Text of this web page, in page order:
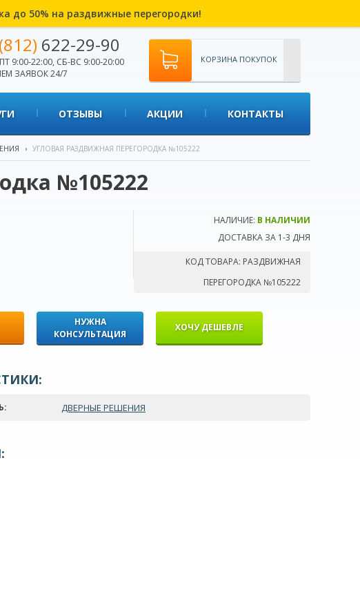
до 50% на раздвижные перегородки!
622-29-90
9:00-22:00, СБ-ВС 9:00-20:00
ЗАЯВОК 24/7
КОРЗИНА ПОКУПОК
ОТЗЫВЫ АКЦИИ КОНТАКТЫ
› УГЛОВАЯ РАЗДВИЖНАЯ ПЕРЕГОРОДКА №105222
№105222
НАЛИЧИЕ: В НАЛИЧИИ
ДОСТАВКА ЗА 1-3 ДНЯ
КОД ТОВАРА: РАЗДВИЖНАЯ
ПЕРЕГОРОДКА №105222
НУЖНА
КОНСУЛЬТАЦИЯ
ХОЧУ ДЕШЕВЛЕ
ДВЕРНЫЕ РЕШЕНИЯ